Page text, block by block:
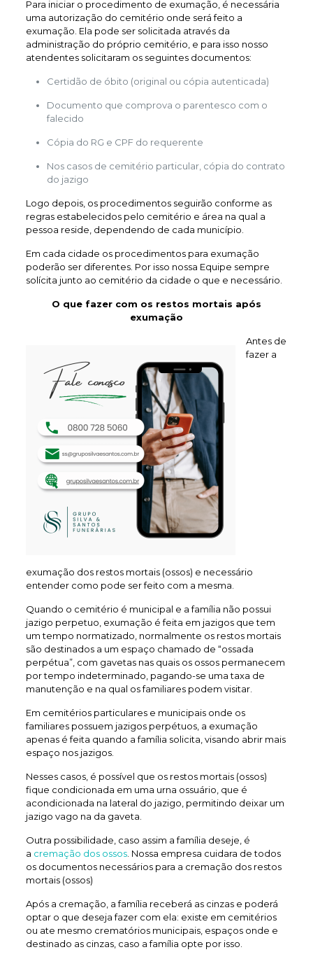
Para iniciar o procedimento de exumação, é necessária
uma autorização do cemitério onde será feito a
exumação. Ela pode ser solicitada através da
administração do próprio cemitério, e para isso nosso
atendentes solicitaram os seguintes documentos:
Certidão de óbito (original ou cópia autenticada)
Documento que comprova o parentesco com o
falecido
Cópia do RG e CPF do requerente
Nos casos de cemitério particular, cópia do contrato
do jazigo
Logo depois, os procedimentos seguirão conforme as
regras estabelecidos pelo cemitério e área na qual a
pessoa reside, dependendo de cada município.
Em cada cidade os procedimentos para exumação
poderão ser diferentes. Por isso nossa Equipe sempre
solícita junto ao cemitério da cidade o que e necessário.
O que fazer com os restos mortais após
exumação
Antes de
fazer a
exumação dos restos mortais (ossos) e necessário
entender como pode ser feito com a mesma.
Quando o cemitério é municipal e a família não possui
jazigo perpetuo, exumação é feita em jazigos que tem
um tempo normatizado, normalmente os restos mortais
são destinados a um espaço chamado de “ossada
perpétua”, com gavetas nas quais os ossos permanecem
por tempo indeterminado, pagando-se uma taxa de
manutenção e na qual os familiares podem visitar.
Em cemitérios particulares e municipais onde os
familiares possuem jazigos perpétuos, a exumação
apenas é feita quando a família solicita, visando abrir mais
espaço nos jazigos.
Nesses casos, é possível que os restos mortais (ossos)
fique condicionada em uma urna ossuário, que é
acondicionada na lateral do jazigo, permitindo deixar um
jazigo vago na da gaveta.
Outra possibilidade, caso assim a família deseje, é
a cremação dos ossos. Nossa empresa cuidara de todos
os documentos necessários para a cremação dos restos
mortais (ossos)
Após a cremação, a família receberá as cinzas e poderá
optar o que deseja fazer com ela: existe em cemitérios
ou ate mesmo crematórios municipais, espaços onde e
destinado as cinzas, caso a família opte por isso.